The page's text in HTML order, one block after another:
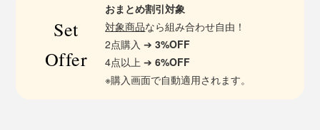
Set
Offer
おまとめ割引対象
対象商品なら組み合わせ自由！
2点購入 ➔3%OFF
4点以上 ➔6%OFF
※購入画面で自動適用されます。